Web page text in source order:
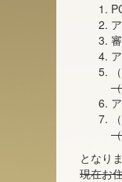
となり
現在お